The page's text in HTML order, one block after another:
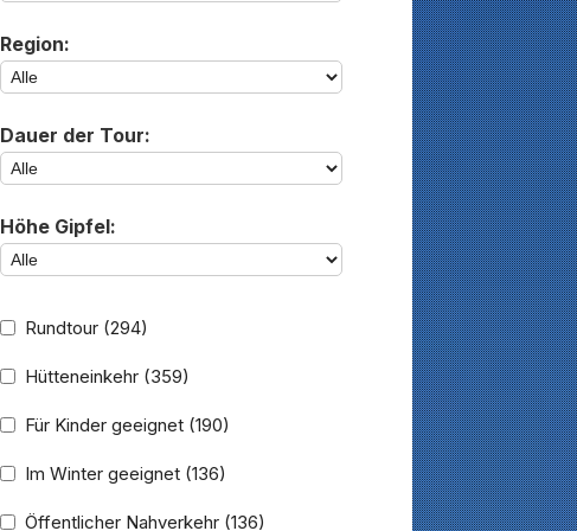
Region:
Dauer der Tour:
Höhe Gipfel:
Rundtour (294)
Hütteneinkehr (359)
Für Kinder geeignet (190)
Im Winter geeignet (136)
Öffentlicher Nahverkehr (136)